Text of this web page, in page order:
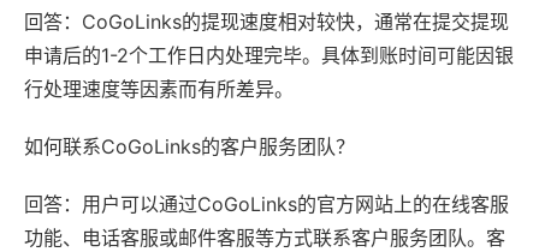
回答：CoGoLinks的提现速度相对较快，通常在提交提现
申请后的1-2个工作日内处理完毕。具体到账时间可能因银
行处理速度等因素而有所差异。
如何联系CoGoLinks的客户服务团队？
回答：用户可以通过CoGoLinks的官方网站上的在线客服
功能、电话客服或邮件客服等方式联系客户服务团队。客